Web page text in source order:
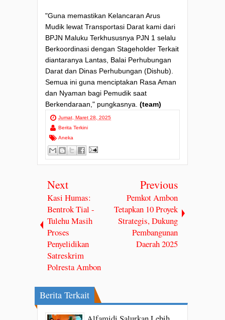
"Guna memastikan Kelancaran Arus
Mudik lewat Transportasi Darat kami dari
BPJN Maluku Terkhususnya PJN 1 selalu
Berkoordinasi dengan Stageholder Terkait
diantaranya Lantas, Balai Perhubungan
Darat dan Dinas Perhubungan (Dishub).
Semua ini guna menciptakan Rasa Aman
dan Nyaman bagi Pemudik saat
Berkendaraan," pungkasnya. (team)
Jumat, Maret 28, 2025
Berita Terkini
Aneka
Next
Kasi Humas:
Bentrok Tial -
Tulehu Masih
Proses
Penyelidikan
Satreskrim
Polresta Ambon
Previous
Pemkot Ambon
Tetapkan 10 Proyek
Strategis, Dukung
Pembangunan
Daerah 2025
Berita Terkait